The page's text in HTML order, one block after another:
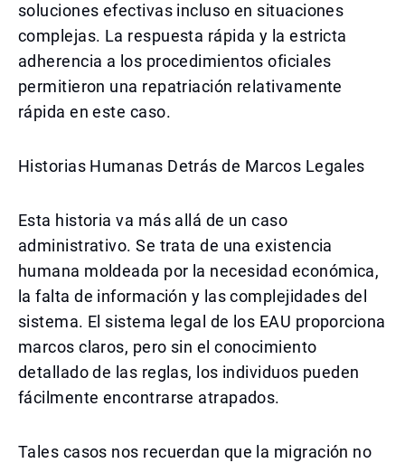
soluciones efectivas incluso en situaciones
complejas. La respuesta rápida y la estricta
adherencia a los procedimientos oficiales
permitieron una repatriación relativamente
rápida en este caso.
Historias Humanas Detrás de Marcos Legales
Esta historia va más allá de un caso
administrativo. Se trata de una existencia
humana moldeada por la necesidad económica,
la falta de información y las complejidades del
sistema. El sistema legal de los EAU proporciona
marcos claros, pero sin el conocimiento
detallado de las reglas, los individuos pueden
fácilmente encontrarse atrapados.
Tales casos nos recuerdan que la migración no